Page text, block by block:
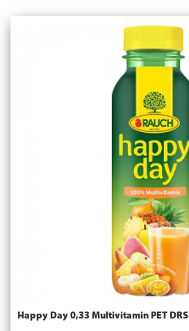
Happy Day 0,33 Multivitamin PET DRS